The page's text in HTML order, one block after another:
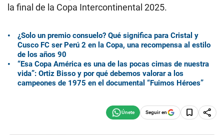
la final de la Copa Intercontinental 2025.
¿Solo un premio consuelo? Qué significa para Cristal y
Cusco FC ser Perú 2 en la Copa, una recompensa al estilo
de los años 90
“Esa Copa América es una de las pocas cimas de nuestra
vida”: Ortiz Bisso y por qué debemos valorar a los
campeones de 1975 en el documental “Fuimos Héroes”
Seguir en